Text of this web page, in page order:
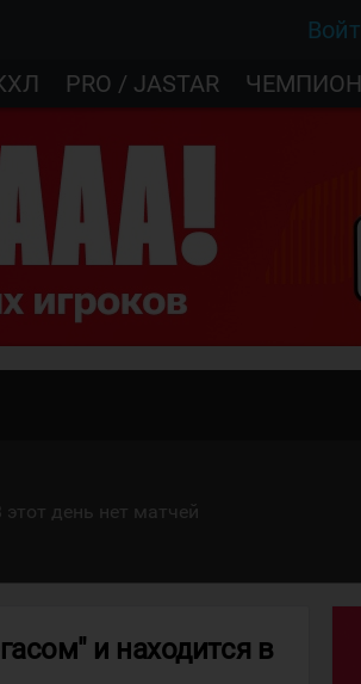
PRO / JASTAR
этот день нет матчей
и находится в